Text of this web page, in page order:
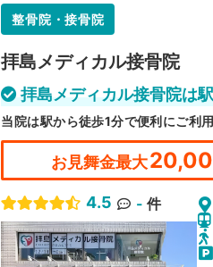
整骨院・接骨院
拝島メディカル接骨院
拝島メディカル接骨院は
当院は駅から徒歩1分で便利にご利
お見舞金最大
4.5 - 件